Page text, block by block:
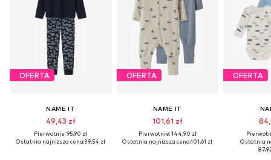
OFERTA
NAME IT
49,43 zł
Pierwotnie: 95,90 zł
Ostatnia najniższa cena:39,54 zł
OFERTA
NAME IT
101,61 zł
Pierwotnie: 144,90 zł
Ostatnia najniższa cena:101,61 zł
OFERTA
Ostatnia